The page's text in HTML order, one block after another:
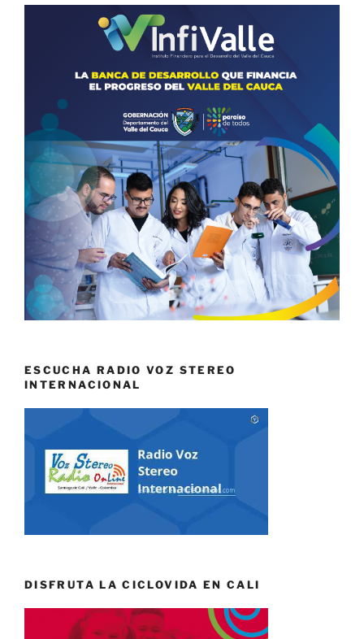
ESCUCHA RADIO VOZ STEREO
INTERNACIONAL
DISFRUTA LA CICLOVIDA EN CALI